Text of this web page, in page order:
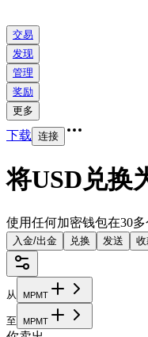
交易
发现
管理
奖励
更多
下载 连接
将USD兑换
使用任何加密钱包在30
入金/出金 兑换 发送 收
从 MPMT
至 MPMT